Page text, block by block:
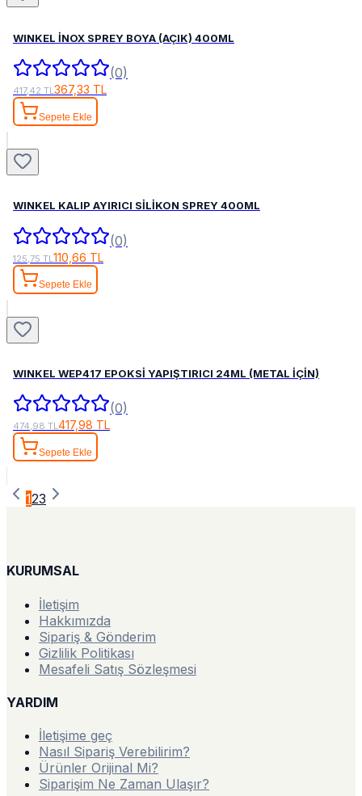
WINKEL İNOX SPREY BOYA (AÇIK) 400ML
(0)
417,42 TL367,33 TL
Sepete Ekle
WINKEL KALIP AYIRICI SİLİKON SPREY 400ML
(0)
125,75 TL 110,66 TL
Sepete Ekle
WINKEL WEP417 EPOKSİ YAPIŞTIRICI 24ML (METAL İÇİN)
(0)
474,98 TL417,98 TL
Sepete Ekle
123
KURUMSAL
İletişim
Hakkımızda
Sipariş & Gönderim
Gizlilik Politikası
Mesafeli Satış Sözleşmesi
YARDIM
İletişime geç
Nasıl Sipariş Verebilirim?
Ürünler Orijinal Mi?
Siparişim Ne Zaman Ulaşır?